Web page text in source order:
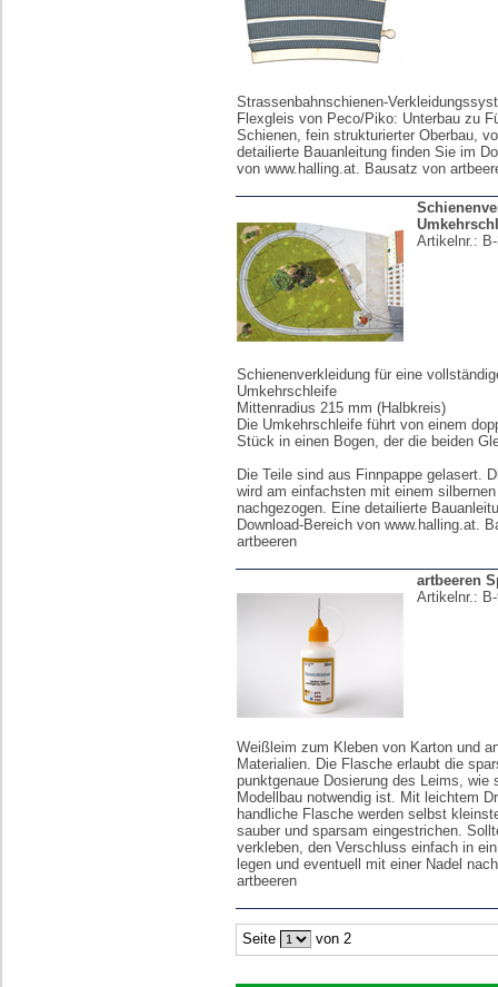
Strassenbahnschienen-
Flexgleis von Peco/Piko: Unterbau zu
Schienen, fein strukturierter Oberbau,
detailierte Bauanleitung finden Sie im
von www.halling.at. Bausatz von
Artikelnr.:
Schienenverkleidung für eine
Umkehrschleife
Mittenradius 215 mm (Halbkreis)
Die Umkehrschleife führt von einem
Stück in einen Bogen, der die beiden
Die Teile sind aus Finnpappe gelasert.
wird am einfachsten mit einem
nachgezogen. Eine detailierte
Download-Bereich von www.halling.at.
artbeeren
artbeeren
Artikelnr.:
Weißleim zum Kleben von Karton und
Materialien. Die Flasche erlaubt die
punktgenaue Dosierung des Leims, wie
Modellbau notwendig ist. Mit leichtem
handliche Flasche werden selbst
sauber und sparsam eingestrichen.
verkleben, den Verschluss einfach in
legen und eventuell mit einer Nadel
artbeeren
Seite von 2